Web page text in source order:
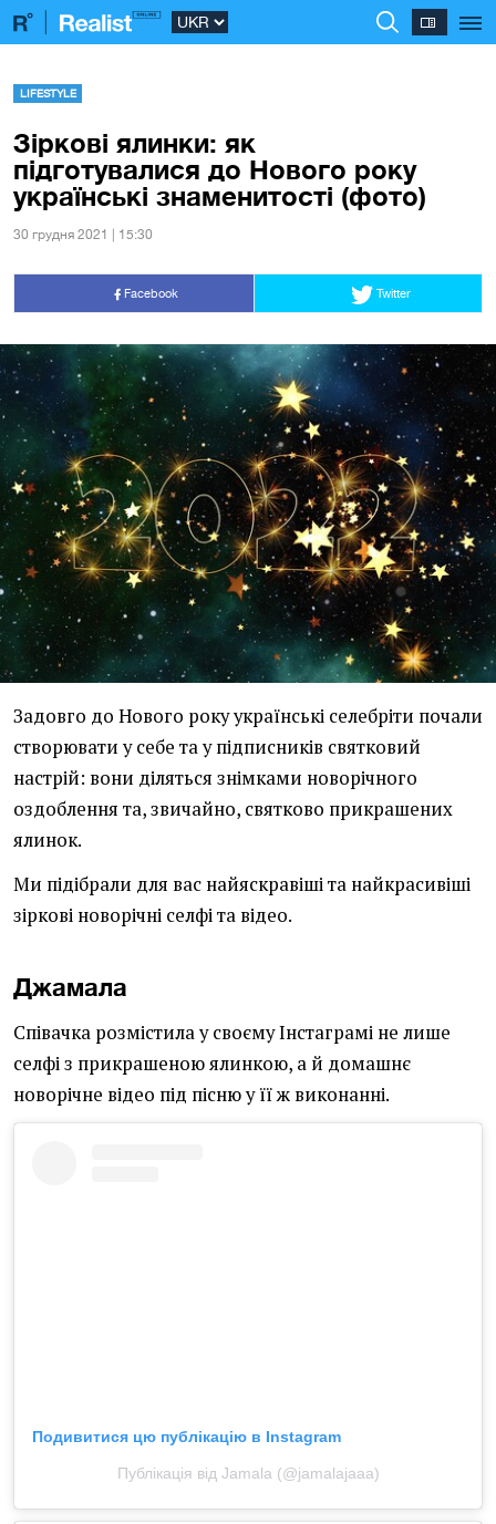
LIFESTYLE
Зіркові ялинки: як
підготувалися до Нового року
українські знаменитості (фото)
30 грудня 2021 | 15:30
Facebook Twitter
Задовго до Нового року українські селебріти почали
створювати у себе та у підписників святковий
настрій: вони діляться знімками новорічного
оздоблення та, звичайно, святково прикрашених
ялинок.
Ми підібрали для вас найяскравіші та найкрасивіші
зіркові новорічні селфі та відео.
Джамала
Співачка розмістила у своєму Інстаграмі не лише
селфі з прикрашеною ялинкою, а й домашнє
новорічне відео під пісню у її ж виконанні.
Подивитися цю публікацію в Instagram
Публікація від Jamala (@jamalajaaa)